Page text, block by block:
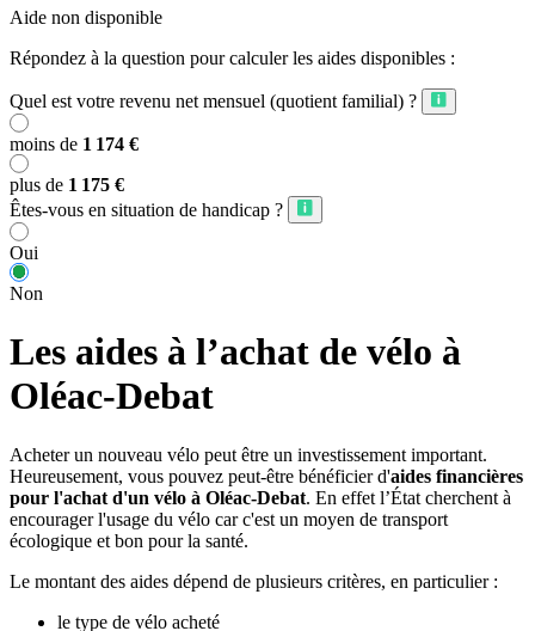
Aide non disponible
Répondez à la question pour calculer les aides disponibles :
Quel est votre revenu net mensuel (quotient familial) ?
moins de 1 174 €
plus de 1 175 €
Êtes-vous en situation de handicap ?
Oui
Non
Les aides à l’achat de vélo à
Oléac-Debat
Acheter un nouveau vélo peut être un investissement important.
Heureusement, vous pouvez peut-être bénéficier d'aides financières
pour l'achat d'un vélo à Oléac-Debat. En effet l’État cherchent à
encourager l'usage du vélo car c'est un moyen de transport
écologique et bon pour la santé.
Le montant des aides dépend de plusieurs critères, en particulier :
le type de vélo acheté